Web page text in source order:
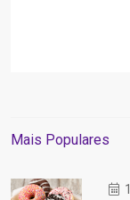
Mais Populares